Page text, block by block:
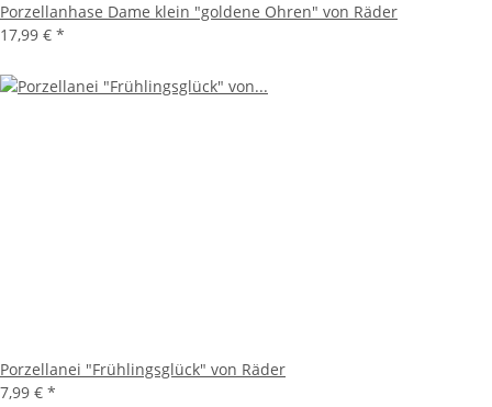
Porzellanhase Dame klein "goldene Ohren" von Räder
17,99 € *
Porzellanei "Frühlingsglück" von Räder
7,99 € *